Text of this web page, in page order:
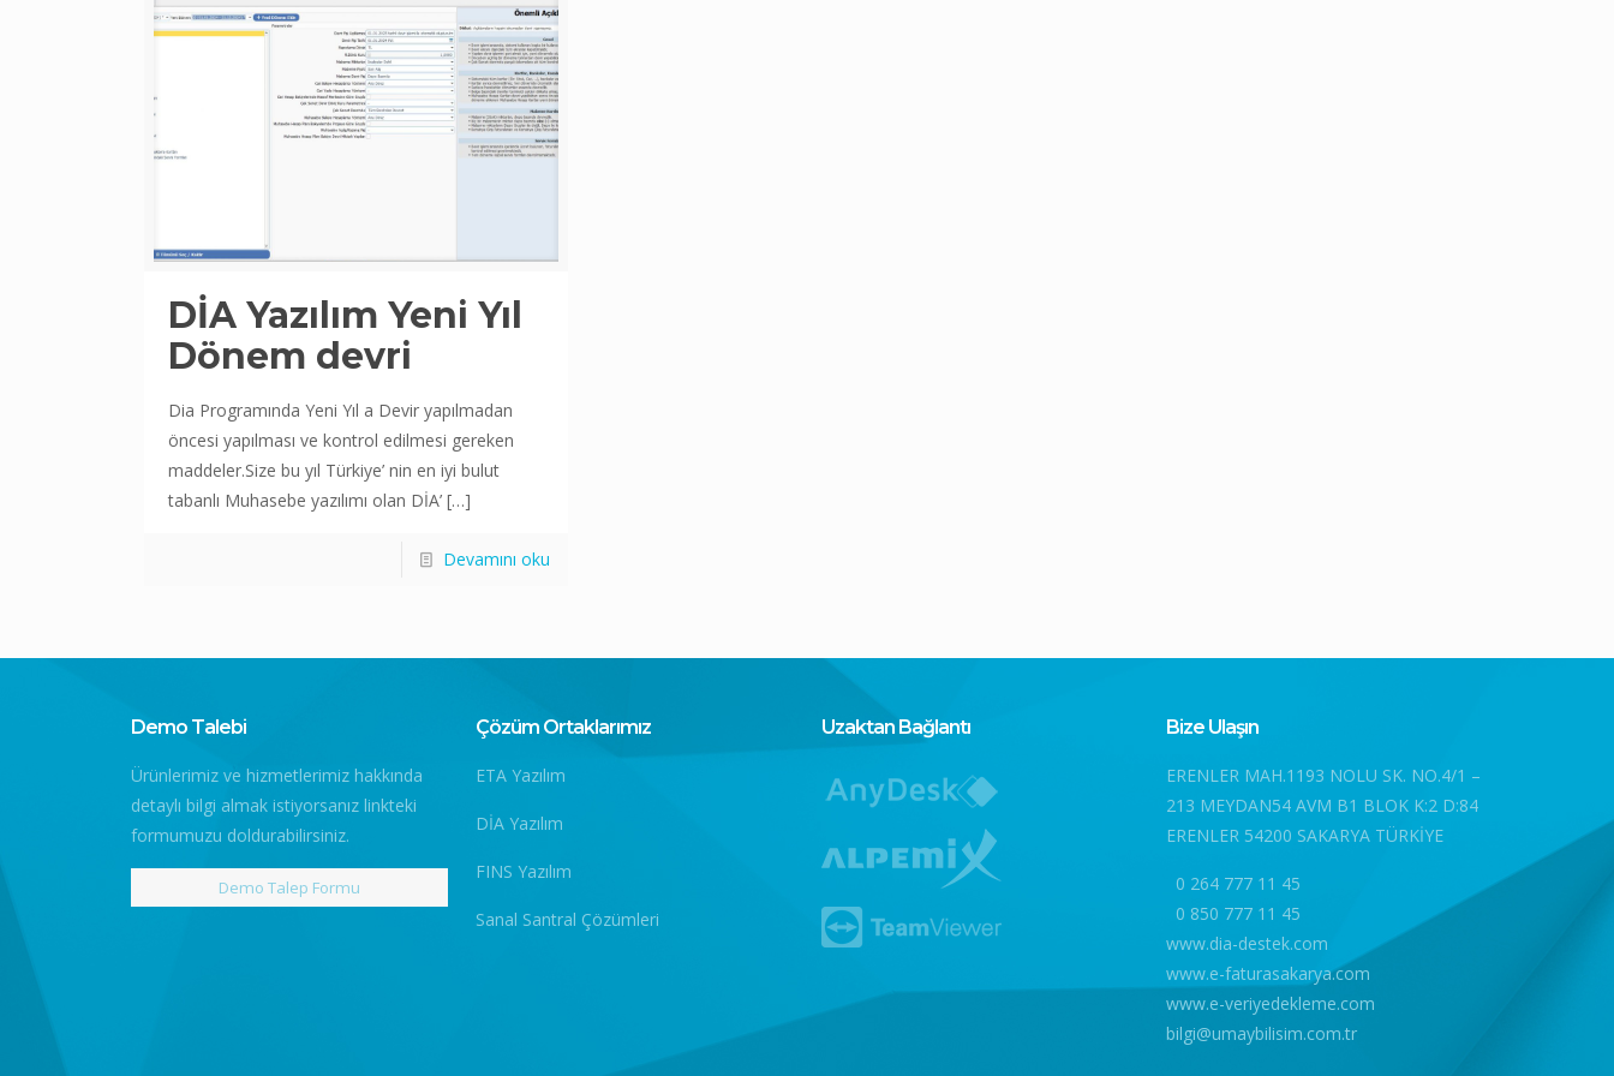
DİA Yazılım Yeni Yıl
Dönem devri
Dia Programında Yeni Yıl a Devir yapılmadan
öncesi yapılması ve kontrol edilmesi gereken
maddeler.Size bu yıl Türkiye’ nin en iyi bulut
tabanlı Muhasebe yazılımı olan DİA’[…]
Devamını oku
Demo Talebi
Ürünlerimiz ve hizmetlerimiz hakkında
detaylı bilgi almak istiyorsanız linkteki
formumuzu doldurabilirsiniz.
Demo Talep Formu
Çözüm Ortaklarımız
ETA Yazılım
DİA Yazılım
FINS Yazılım
Sanal Santral Çözümleri
Uzaktan Bağlantı Bize Ulaşın
ERENLER MAH.1193 NOLU SK. NO.4/1 –
213 MEYDAN54 AVM B1 BLOK K:2 D:84
ERENLER 54200 SAKARYA TÜRKİYE
0 264 777 11 45
0 850 777 11 45
www.dia-destek.com
www.e-faturasakarya.com
www.e-veriyedekleme.com
bilgi@umaybilisim.com.tr